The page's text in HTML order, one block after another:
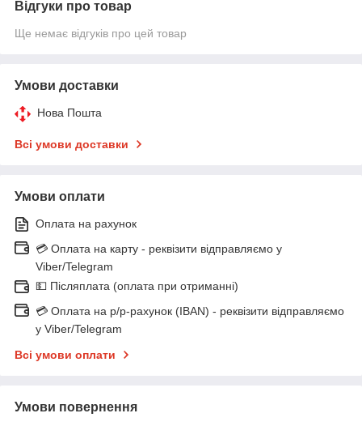
Відгуки про товар
Ще немає відгуків про цей товар
Умови доставки
Нова Пошта
Всі умови доставки
Умови оплати
Оплата на рахунок
💳 Оплата на карту - реквізити відправляємо у
Viber/Telegram
💵 Післяплата (оплата при отриманні)
💳 Оплата на р/р-рахунок (IBAN) - реквізити відправляємо
у Viber/Telegram
Всі умови оплати
Умови повернення